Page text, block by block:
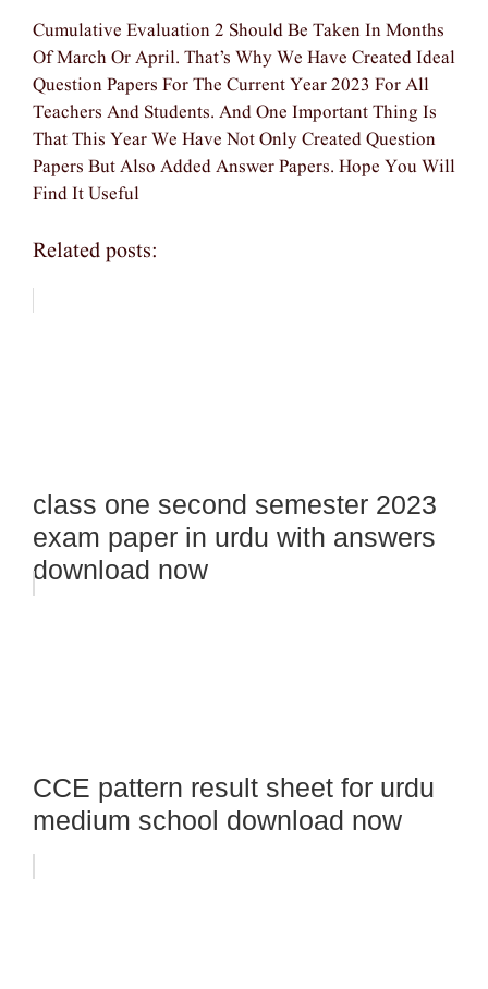
Cumulative Evaluation 2 Should Be Taken In Months
Of March Or April. That’s Why We Have Created Ideal
Question Papers For The Current Year 2023 For All
Teachers And Students. And One Important Thing Is
That This Year We Have Not Only Created Question
Papers But Also Added Answer Papers. Hope You Will
Find It Useful
Related posts:
class one second semester 2023
exam paper in urdu with answers
download now
CCE pattern result sheet for urdu
medium school download now